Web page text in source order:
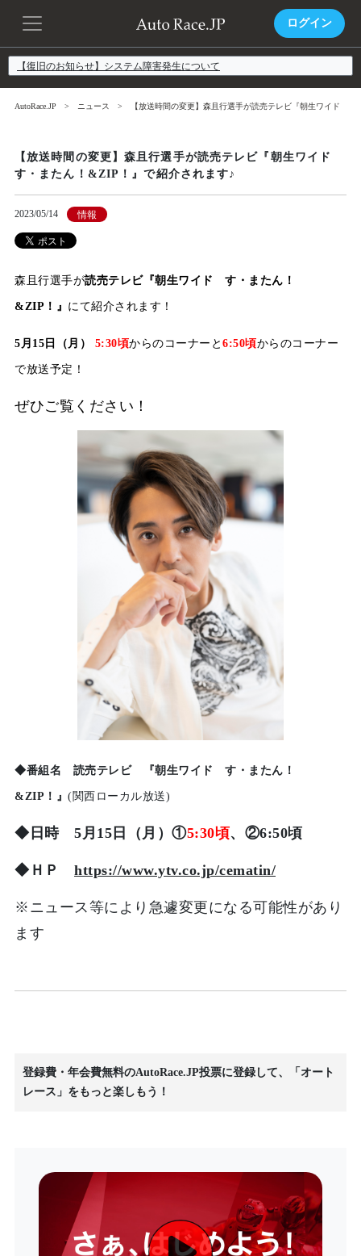
ログイン
【復旧のお知らせ】システム障害発生について
AutoRace.JP ニュース 【放送時間の変更】森且行選手が読売テレビ『朝生ワイド す
【放送時間の変更】森且行選手が読売テレビ『朝生ワイド
す・またん！&ZIP！』で紹介されます♪
2023/05/14 情報
森且行選手が読売テレビ『朝生ワイド す・またん！
&ZIP！』 にて紹介されます！
5月15日（月） 5:30頃からのコーナーと 6:50頃からのコーナー
で放送予定！
ぜひご覧ください！
◆番組名 読売テレビ 『朝生ワイド す・またん！
&ZIP！』 (関西ローカル放送)
◆日時 5 月15日（月）①5:30頃、②6:50頃
◆ＨＰ https://www.ytv.co.jp/cematin/
※ニュース等により急遽変更になる可能性があり
ます
登録費・年会費無料のAutoRace.JP投票に登録して、「オート
レース」をもっと楽しもう！